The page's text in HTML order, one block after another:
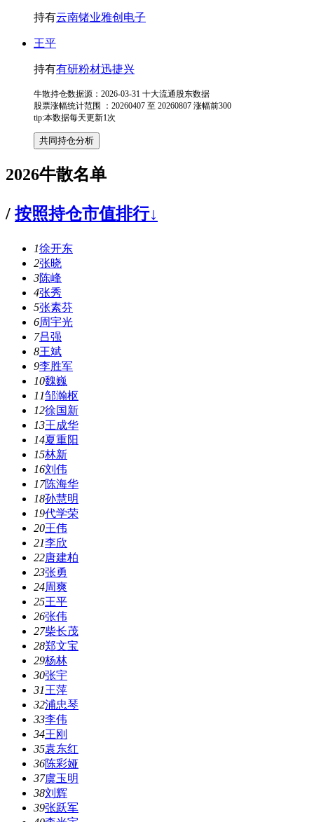
持有云南锗业雅创电子
王平
持有有研粉材迅捷兴
牛散持仓数据源：2026-03-31 十大流通股东数据
股票涨幅统计范围 ：20260407 至 20260807 涨幅前300
tip:本数据每天更新1次
2026牛散名单
/ 按照持仓市值排行↓
1徐开东
2张晓
3陈峰
4张秀
5张素芬
6周宇光
7吕强
8王斌
9李胜军
10魏巍
11邹瀚枢
12徐国新
13王成华
14夏重阳
15林新
16刘伟
17陈海华
18孙慧明
19代学荣
20王伟
21李欣
22唐建柏
23张勇
24周爽
25王平
26张伟
27柴长茂
28郑文宝
29杨林
30张宇
31王萍
32浦忠琴
33李伟
34王刚
35袁东红
36陈彩娅
37虞玉明
38刘辉
39张跃军